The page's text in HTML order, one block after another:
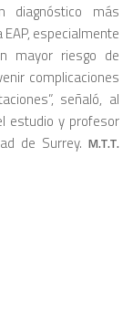
diagnóstico más
especialmente
mayor riesgo de
complicaciones
señaló, al
estudio y profesor
de Surrey. M.T.T.